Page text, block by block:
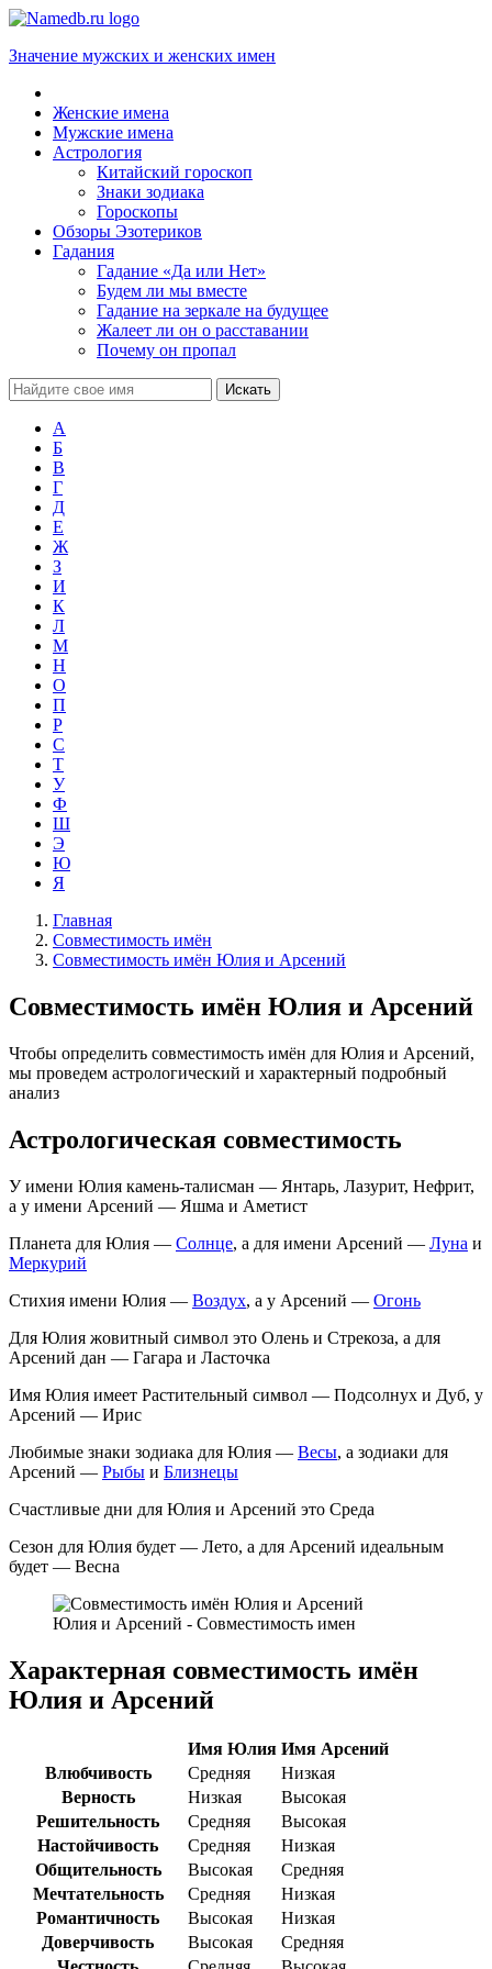
Значение мужских и женских имен
Женские имена
Мужские имена
Астрология
Китайский гороскоп
Знаки зодиака
Гороскопы
Обзоры Эзотериков
Гадания
Гадание «Да или Нет»
Будем ли мы вместе
Гадание на зеркале на будущее
Жалеет ли он о расставании
Почему он пропал
А
Б
В
Г
Д
Е
Ж
З
И
К
Л
М
Н
О
П
Р
С
Т
У
Ф
Ш
Э
Ю
Я
Главная
Совместимость имён
Совместимость имён Юлия и Арсений
Совместимость имён Юлия и Арсений
Чтобы определить совместимость имён для Юлия и Арсений,
мы проведем астрологический и характерный подробный
анализ
Астрологическая совместимость
У имени Юлия камень-талисман — Янтарь, Лазурит, Нефрит,
а у имени Арсений — Яшма и Аметист
Планета для Юлия — Солнце, а для имени Арсений — Луна и
Меркурий
Стихия имени Юлия — Воздух, а у Арсений — Огонь
Для Юлия жовитный символ это Олень и Стрекоза, а для
Арсений дан — Гагара и Ласточка
Имя Юлия имеет Растительный символ — Подсолнух и Дуб, у
Арсений — Ирис
Любимые знаки зодиака для Юлия — Весы, а зодиаки для
Арсений — Рыбы и Близнецы
Счастливые дни для Юлия и Арсений это Среда
Сезон для Юлия будет — Лето, а для Арсений идеальным
будет — Весна
Юлия и Арсений - Совместимость имен
Характерная совместимость имён
Юлия и Арсений
Имя Юлия Имя Арсений
Влюбчивость
Средняя
Низкая
Верность
Низкая
Высокая
Решительность
Средняя
Высокая
Настойчивость
Средняя
Низкая
Общительность
Высокая
Средняя
Мечтательность
Средняя
Низкая
Романтичность
Высокая
Низкая
Доверчивость
Высокая
Средняя